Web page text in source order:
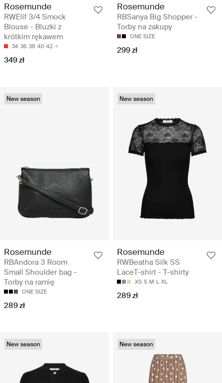
Rosemunde
RWElif 3/4 Smock
Blouse - Bluzki z
krótkim rękawem
34 36 38 40 42
349 zł
Rosemunde
RBSanya Big Shopper -
Torby na zakupy
ONE SIZE
299 zł
New season
Rosemunde
RBAndora 3 Room
Small Shoulder bag -
Torby na ramię
ONE SIZE
289 zł
New season
Rosemunde
RWBeatha Silk SS
LaceT-shirt - T-shirty
XS S M L XL
289 zł
New season New season